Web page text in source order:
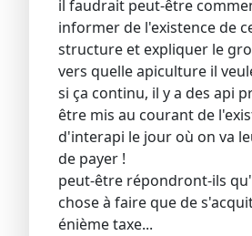
il faudrait peut-être
informer de l'existence de
structure et expliquer le
vers quelle apiculture il
si ça continu, il y a des api
être mis au courant de
d'interapi le jour où on va
de payer !
peut-être répondront-ils
chose à faire que de
énième taxe...